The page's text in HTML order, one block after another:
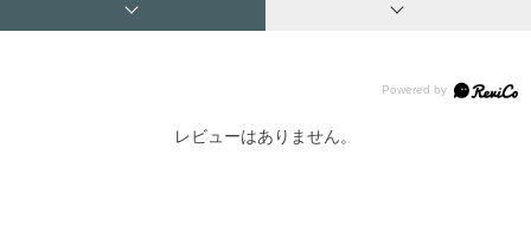
レビューはありません。